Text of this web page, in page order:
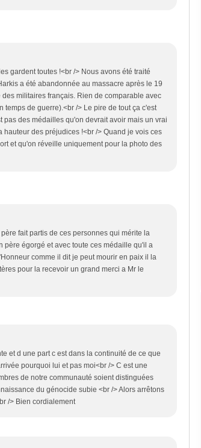
gardent toutes !<br /> Nous avons été traité
a été abandonnée au massacre après le 19
militaires français. Rien de comparable avec
temps de guerre).<br /> Le pire de tout ça c'est
des médailles qu'on devrait avoir mais un vrai
des préjudices !<br /> Quand je vois ces
et qu'on réveille uniquement pour la photo des
fait partis de ces personnes qui mérite la
père égorgé et avec toute ces médaille qu'il a
comme il dit je peut mourir en paix il la
pour la recevoir un grand merci a Mr le
et d une part c est dans la continuité de ce que
pourquoi lui et pas moi<br /> C est une
de notre communauté soient distinguées
du génocide subie <br /> Alors arrêtons
/> Bien cordialement